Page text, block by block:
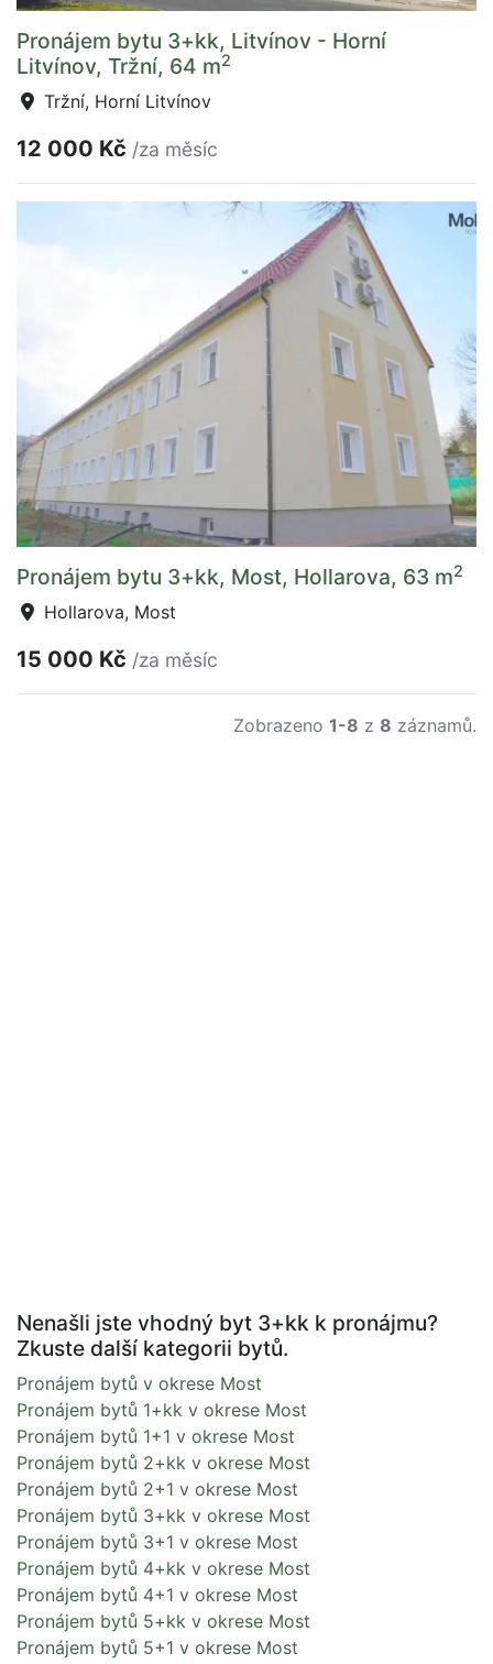
Pronájem bytu 3+kk, Litvínov - Horní
Litvínov, Tržní, 64 m2
Tržní, Horní Litvínov
12 000 Kč /za měsíc
Pronájem bytu 3+kk, Most, Hollarova, 63 m2
Hollarova, Most
15 000 Kč /za měsíc
Zobrazeno 1-8 z 8 záznamů.
Nenašli jste vhodný byt 3+kk k pronájmu?
Zkuste další kategorii bytů.
Pronájem bytů v okrese Most
Pronájem bytů 1+kk v okrese Most
Pronájem bytů 1+1 v okrese Most
Pronájem bytů 2+kk v okrese Most
Pronájem bytů 2+1 v okrese Most
Pronájem bytů 3+kk v okrese Most
Pronájem bytů 3+1 v okrese Most
Pronájem bytů 4+kk v okrese Most
Pronájem bytů 4+1 v okrese Most
Pronájem bytů 5+kk v okrese Most
Pronájem bytů 5+1 v okrese Most